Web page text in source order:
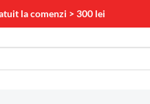
la comenzi > 300 lei